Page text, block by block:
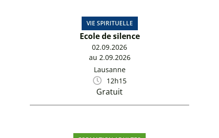
VIE SPIRITUELLE
Ecole de silence
02.09.2026
au 2.09.2026
Lausanne
12h15
Gratuit